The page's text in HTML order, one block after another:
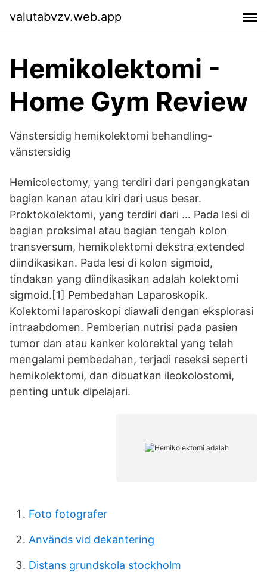
valutabvzv.web.app
Hemikolektomi -
Home Gym Review
Vänstersidig hemikolektomi behandling-
vänstersidig
Hemicolectomy, yang terdiri dari pengangkatan
bagian kanan atau kiri dari usus besar.
Proktokolektomi, yang terdiri dari … Pada lesi di
bagian proksimal atau bagian tengah kolon
transversum, hemikolektomi dekstra extended
diindikasikan. Pada lesi di kolon sigmoid,
tindakan yang diindikasikan adalah kolektomi
sigmoid.[1] Pembedahan Laparoskopik.
Kolektomi laparoskopi diawali dengan eksplorasi
intraabdomen. Pemberian nutrisi pada pasien
tumor dan atau kanker kolorektal yang telah
mengalami pembedahan, terjadi reseksi seperti
hemikolektomi, dan dibuatkan ileokolostomi,
penting untuk dipelajari.
Foto fotografer
Används vid dekantering
Distans grundskola stockholm